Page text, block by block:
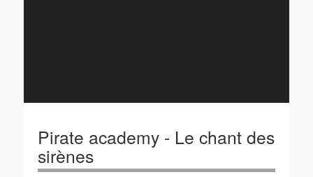
Pirate academy - Le chant des
sirènes